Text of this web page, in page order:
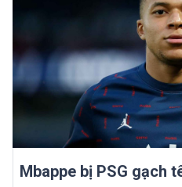
Mbappe bị PSG gạch